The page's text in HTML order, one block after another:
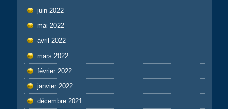
juin 2022
mai 2022
avril 2022
mars 2022
février 2022
janvier 2022
décembre 2021